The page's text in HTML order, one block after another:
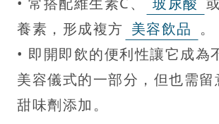
養素，形成複方 美容飲品 。
• 即開即飲的便利性讓它成為
美容儀式的一部分，但也需留
甜味劑添加。